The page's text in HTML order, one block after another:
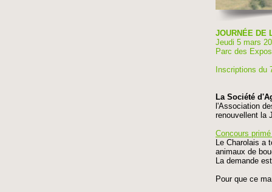
JOURNÉE DE
Jeudi 5 mars
Parc des
Inscriptions du
La Société
l'Association
renouvellent la
Concours
Le Charolais a
animaux de
La demande
Pour que ce